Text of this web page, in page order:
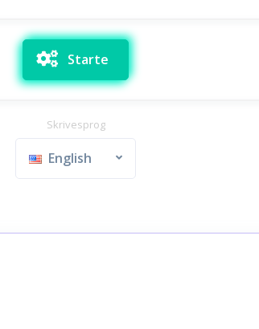
Starte
Skrivesprog
English